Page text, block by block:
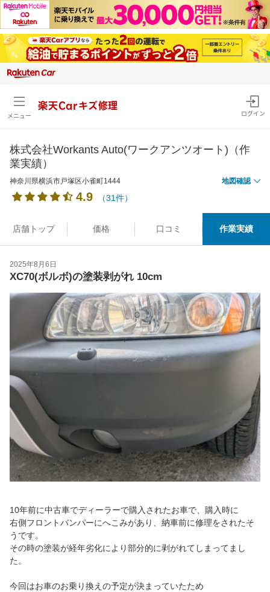
メニュー
楽天Carキズ修理
ログイン
株式会社Workants Auto(ワークアンツオート)（作
業実績）
神奈川県横浜市戸塚区小雀町1444 地図確認
4.9 （31件）
店舗トップ 価格 口コミ 作業実績
2025年8月6日
XC70(ボルボ)の塗装剥がれ 10cm
10年前に中古車でディーラーで購入されたお車で、購入時に
右側フロントバンパーにへこみがあり、納車前に修理をされたそ
うです。
その時の塗装が経年劣化により部分的に剥がれてしまってまし
た。
今回はお車のお乗り換えの予定が決まっていたため